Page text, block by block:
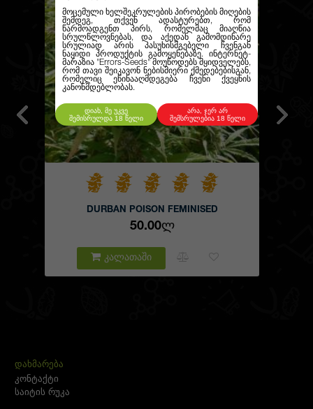
მოცემული ხელშეკრულების პირობების მიღების
შემდეგ, თქვენ ადასტურებთ, რომ
წარმოადგენთ პირს, რომელმაც მიაღწია
სრულწლოვნებას, და აქედან გამომდინარე
სრულიად არის პასუხისმგებელი ჩვენგან
ნაყიდი პროდუქტის გამოყენებაზე. ინტერნეტ-
მარაზია "Errors-Seeds" მოუწოდებს მყიდველებს,
რომ თავი შეიკავონ ნებისმიერი ქმედებებისგან,
რომელიც ეწინააღმდეგება ჩვენი ქვეყნის
კანონმდებლობას.
დიახ, მე უკვე
შემისრულდა 18 წელი
არა, ჯერ არ
შემსრულებია 18 წელი
DURBAN POISON FEMINISED
50.00Ლ
კალათაში
ᲓᲐᲮᲛᲐᲠᲔᲑᲐ
კონტაქტი
საიტის რუკა